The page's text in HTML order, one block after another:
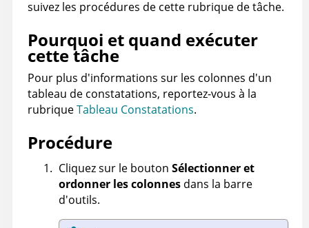
suivez les procédures de cette rubrique de tâche.
Pourquoi et quand exécuter
cette tâche
Pour plus d'informations sur les colonnes d'un
tableau de constatations, reportez-vous à la
rubriqueTableau Constatations.
Procédure
Cliquez sur le bouton Sélectionner et
ordonner les colonnes dans la barre
d'outils.